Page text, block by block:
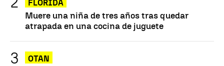
FLORIDA
Muere una niña de tres años tras quedar
atrapada en una cocina de juguete
OTAN